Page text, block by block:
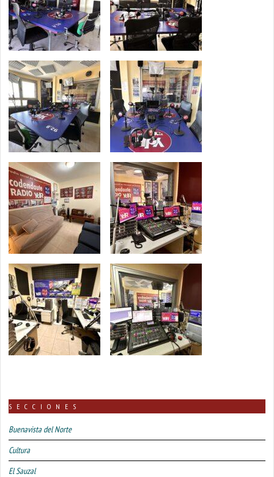
SECCIONES
Buenavista del Norte
Cultura
El Sauzal